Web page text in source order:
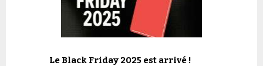
Le Black Friday 2025 est arrivé !